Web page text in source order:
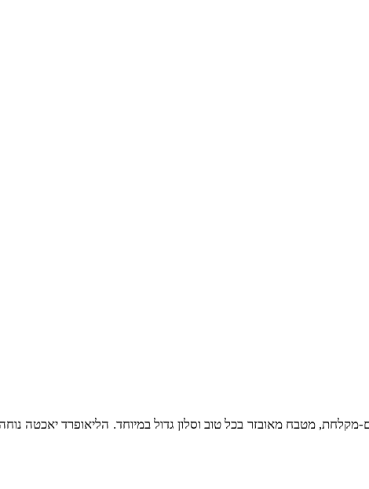
מקלחת, מטבח מאובזר בכל טוב וסלון גדול במיוחד. הליאופרד יאכטה